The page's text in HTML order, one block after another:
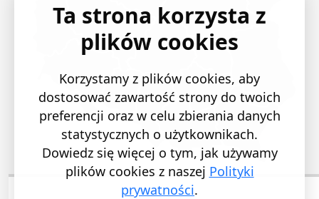
Ta strona korzysta z
plików cookies
Korzystamy z plików cookies, aby
dostosować zawartość strony do twoich
preferencji oraz w celu zbierania danych
statystycznych o użytkownikach.
Dowiedz się więcej o tym, jak używamy
plików cookies z naszej Polityki
prywatności.